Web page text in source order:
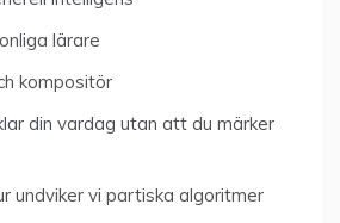
lärare
kompositör
din vardag utan att du märker
undviker vi partiska algoritmer